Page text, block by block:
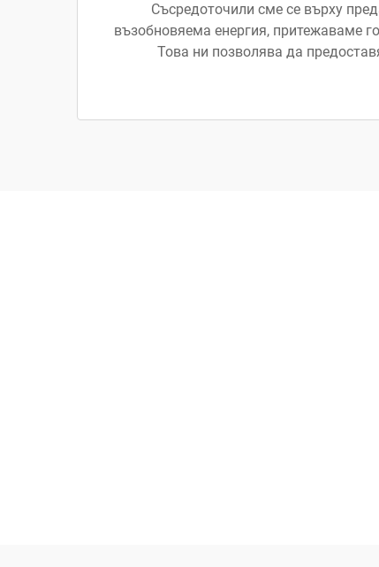
Съсредоточили сме се върху
възобновяема енергия, притежаваме
Това ни позволява да